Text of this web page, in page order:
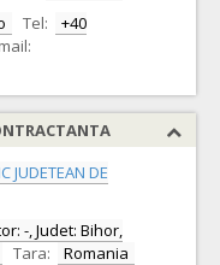
Tel:
+40
JUDETEAN DE
-, Judet: Bihor,
Tara:
Romania